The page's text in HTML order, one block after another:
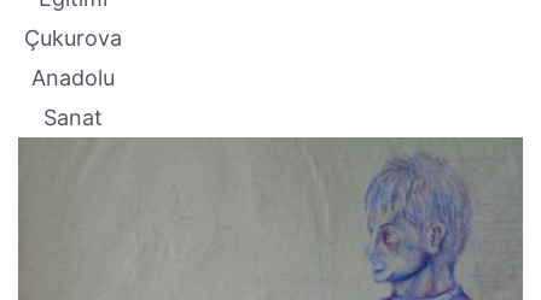
Çukurova
Anadolu
Sanat